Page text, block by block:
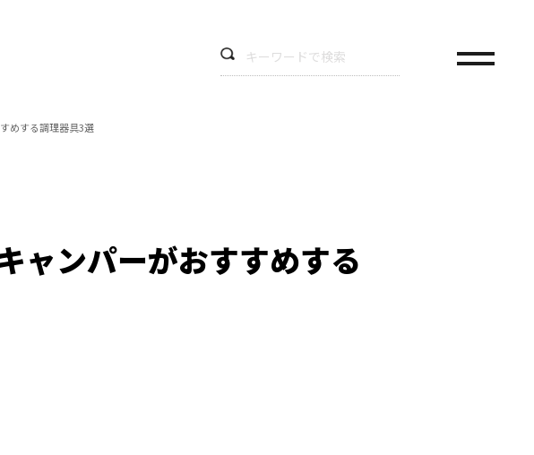
めする調理器具3選
ャンパーがおすすめする